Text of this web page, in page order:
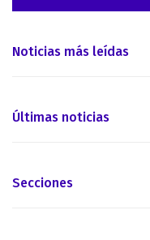
Noticias más leídas
Últimas noticias
Secciones